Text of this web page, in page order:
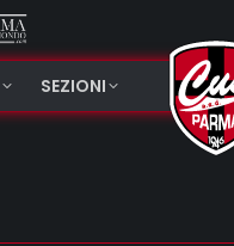
SEZIONI